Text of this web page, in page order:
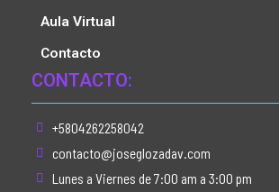
Aula Virtual
Contacto
CONTACTO:
+5804262258042
contacto@joseglozadav.com
Lunes a Viernes de 7:00 am a 3:00 pm